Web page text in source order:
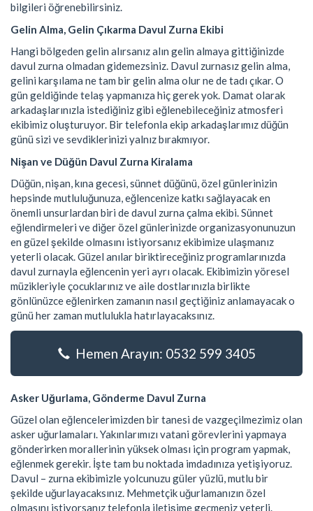
bilgileri öğrenebilirsiniz.
Gelin Alma, Gelin Çıkarma Davul Zurna Ekibi
Hangi bölgeden gelin alırsanız alın gelin almaya gittiğinizde
davul zurna olmadan gidemezsiniz. Davul zurnasız gelin alma,
gelini karşılama ne tam bir gelin alma olur ne de tadı çıkar. O
gün geldiğinde telaş yapmanıza hiç gerek yok. Damat olarak
arkadaşlarınızla istediğiniz gibi eğlenebileceğiniz atmosferi
ekibimiz oluşturuyor. Bir telefonla ekip arkadaşlarımız düğün
günü sizi ve sevdiklerinizi yalnız bırakmıyor.
Nişan ve Düğün Davul Zurna Kiralama
Düğün, nişan, kına gecesi, sünnet düğünü, özel günlerinizin
hepsinde mutluluğunuza, eğlencenize katkı sağlayacak en
önemli unsurlardan biri de davul zurna çalma ekibi. Sünnet
eğlendirmeleri ve diğer özel günlerinizde organizasyonunuzun
en güzel şekilde olmasını istiyorsanız ekibimize ulaşmanız
yeterli olacak. Güzel anılar biriktireceğiniz programlarınızda
davul zurnayla eğlencenin yeri ayrı olacak. Ekibimizin yöresel
müzikleriyle çocuklarınız ve aile dostlarınızla birlikte
gönlünüzce eğlenirken zamanın nasıl geçtiğiniz anlamayacak o
günü her zaman mutlulukla hatırlayacaksınız.
Hemen Arayın: 0532 599 3405
Asker Uğurlama, Gönderme Davul Zurna
Güzel olan eğlencelerimizden bir tanesi de vazgeçilmezimiz olan
asker uğurlamaları. Yakınlarımızı vatani görevlerini yapmaya
gönderirken morallerinin yüksek olması için program yapmak,
eğlenmek gerekir. İşte tam bu noktada imdadınıza yetişiyoruz.
Davul – zurna ekibimizle yolcunuzu güler yüzlü, mutlu bir
şekilde uğurlayacaksınız. Mehmetçik uğurlamanızın özel
olmasını istiyorsanız telefonla iletişime geçmeniz yeterli.